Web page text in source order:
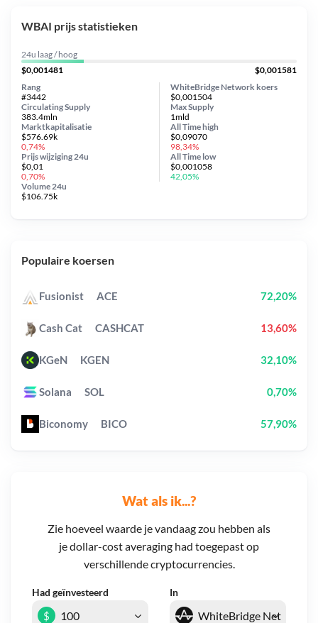
Wat als ik...?
Zie hoeveel waarde je vandaag zou hebben als
je dollar-cost averaging had toegepast op
verschillende cryptocurrencies.
Had geïnvesteerd In
$
WBAI prijs statistieken
24u laag / hoog
$0,001481
$0,001581
WhiteBridge Network koers
$0,001504
Circulating Supply
383.4mln
Prijs wijziging 24u
$0,01
0,70%
Max Supply
1mld
Marktkapitalisatie
$576.69k
0,74%
Volume 24u
$106.75k
Rang
#3442
All Timehigh
$0,09070
98,34%
All Time low
$0,001058
42,05%
Populaire koersen
Fusionist ACE 72,20%
Cash Cat CASHCAT 13,60%
KGeN KGEN 32,10%
Solana SOL 0,70%
Biconomy BICO 57,90%